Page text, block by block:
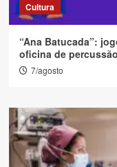
Cultura
“Ana Batucada”:
oficina de
7/agosto